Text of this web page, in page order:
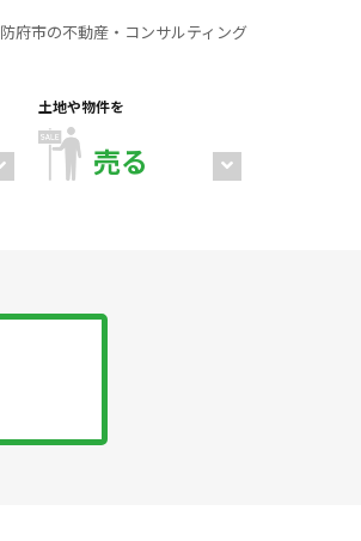
防府市の不動産・コンサルティング
土地や物件を
売る